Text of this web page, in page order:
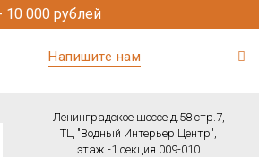
000 рублей
Напишите нам
Ленинградское шоссе д.58 стр.7,
ТЦ "Водный Интерьер Центр",
этаж -1 секция 009-010